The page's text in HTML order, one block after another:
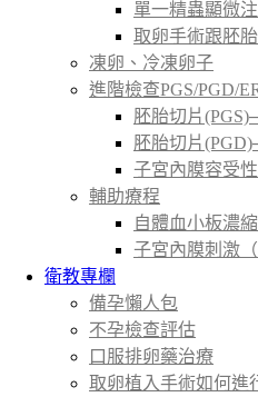
單一精蟲顯微注
取卵手術跟胚
凍卵、冷凍卵子
進階檢查PGS/PGD/
胚胎切片
胚胎切片
子宮內膜容受
輔助療程
自體血小板濃縮
子宮內膜刺激
衛教專欄
備孕懶人包
不孕檢查評估
口服排卵藥治療
取卵植入手術如何進